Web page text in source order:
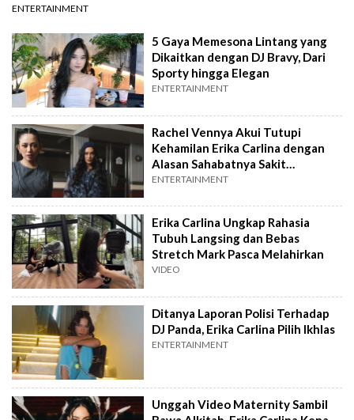
ENTERTAINMENT
5 Gaya Memesona Lintang yang
Dikaitkan dengan DJ Bravy, Dari
Sporty hingga Elegan
ENTERTAINMENT
Rachel Vennya Akui Tutupi
Kehamilan Erika Carlina dengan
Alasan Sahabatnya Sakit
Autoimun
ENTERTAINMENT
Erika Carlina Ungkap Rahasia
Tubuh Langsing dan Bebas
Stretch Mark Pasca Melahirkan
VIDEO
Ditanya Laporan Polisi Terhadap
DJ Panda, Erika Carlina Pilih Ikhlas
ENTERTAINMENT
Unggah Video Maternity Sambil